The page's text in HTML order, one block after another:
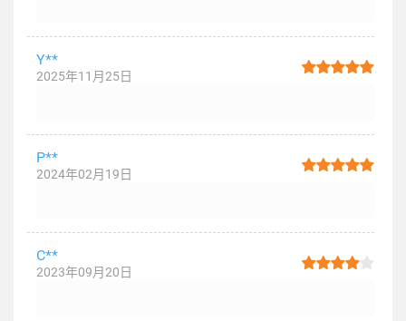
Y**
2025年11月25日
P**
2024年02月19日
C**
2023年09月20日